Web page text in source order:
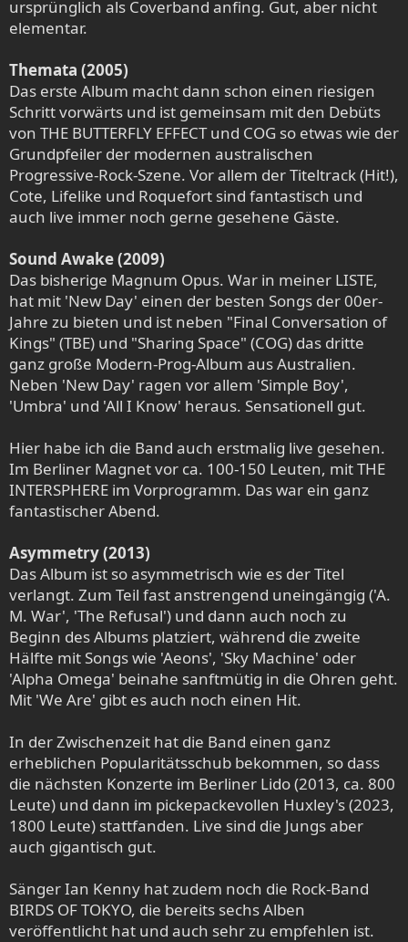
ursprünglich als Coverband anfing. Gut, aber nicht
elementar.
Themata (2005)
Das erste Album macht dann schon einen riesigen
Schritt vorwärts und ist gemeinsam mit den Debüts
von THE BUTTERFLY EFFECT und COG so etwas wie der
Grundpfeiler der modernen australischen
Progressive-Rock-Szene. Vor allem der Titeltrack (Hit!),
Cote, Lifelike und Roquefort sind fantastisch und
auch live immer noch gerne gesehene Gäste.
Sound Awake (2009)
Das bisherige Magnum Opus. War in meiner LISTE,
hat mit 'New Day' einen der besten Songs der 00er-
Jahre zu bieten und ist neben "Final Conversation of
Kings" (TBE) und "Sharing Space" (COG) das dritte
ganz große Modern-Prog-Album aus Australien.
Neben 'New Day' ragen vor allem 'Simple Boy',
'Umbra' und 'All I Know' heraus. Sensationell gut.
Hier habe ich die Band auch erstmalig live gesehen.
Im Berliner Magnet vor ca. 100-150 Leuten, mit THE
INTERSPHERE im Vorprogramm. Das war ein ganz
fantastischer Abend.
Asymmetry (2013)
Das Album ist so asymmetrisch wie es der Titel
verlangt. Zum Teil fast anstrengend uneingängig ('A.
M. War', 'The Refusal') und dann auch noch zu
Beginn des Albums platziert, während die zweite
Hälfte mit Songs wie 'Aeons', 'Sky Machine' oder
'Alpha Omega' beinahe sanftmütig in die Ohren geht.
Mit 'We Are' gibt es auch noch einen Hit.
In der Zwischenzeit hat die Band einen ganz
erheblichen Popularitätsschub bekommen, so dass
die nächsten Konzerte im Berliner Lido (2013, ca. 800
Leute) und dann im pickepackevollen Huxley's (2023,
1800 Leute) stattfanden. Live sind die Jungs aber
auch gigantisch gut.
Sänger Ian Kenny hat zudem noch die Rock-Band
BIRDS OF TOKYO, die bereits sechs Alben
veröffentlicht hat und auch sehr zu empfehlen ist.